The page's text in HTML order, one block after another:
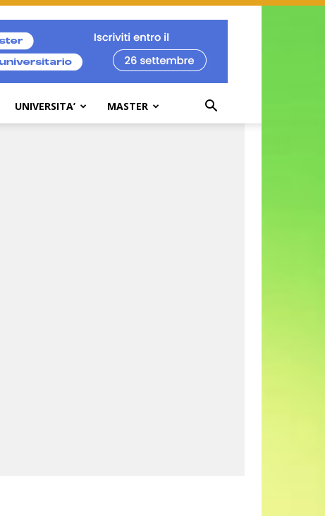
UNIVERSITA’ MASTER